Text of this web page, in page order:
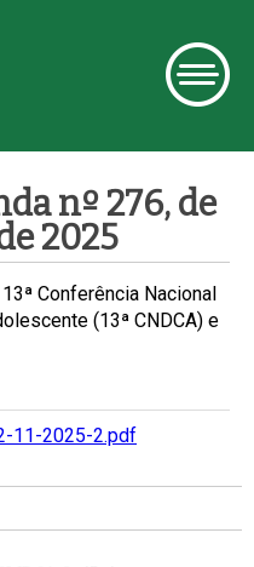
nº 276, de
2025
Conferência Nacional
(13ª CNDCA) e
11-2025-2.pdf